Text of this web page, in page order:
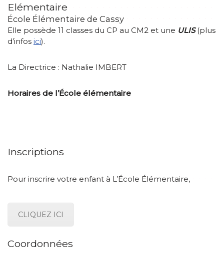
Elémentaire
École Élémentaire de Cassy
Elle possède 11 classes du CP au CM2 et une ULIS(plus
d’infos ici).
La Directrice : Nathalie IMBERT
Horaires de l’École élémentaire
Inscriptions
Pour inscrire votre enfant à L’École Élémentaire,
CLIQUEZ ICI
Coordonnées